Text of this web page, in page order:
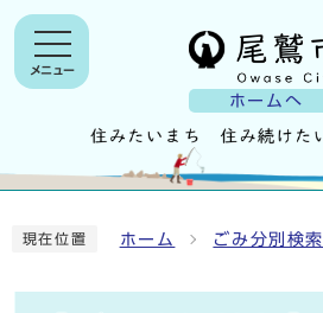
ホームへ
メニュー
現在位置 ホーム ごみ分別検索